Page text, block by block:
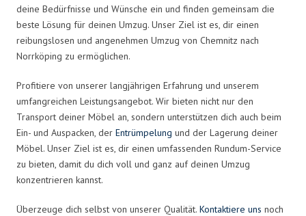
deine Bedürfnisse und Wünsche ein und finden gemeinsam die
beste Lösung für deinen Umzug. Unser Ziel ist es, dir einen
reibungslosen und angenehmen Umzug von Chemnitz nach
Norrköping zu ermöglichen.
Profitiere von unserer langjährigen Erfahrung und unserem
umfangreichen Leistungsangebot. Wir bieten nicht nur den
Transport deiner Möbel an, sondern unterstützen dich auch beim
Ein- und Auspacken, der Entrümpelung und der Lagerung deiner
Möbel. Unser Ziel ist es, dir einen umfassenden Rundum-Service
zu bieten, damit du dich voll und ganz auf deinen Umzug
konzentrieren kannst.
Überzeuge dich selbst von unserer Qualität. Kontaktiere uns noch